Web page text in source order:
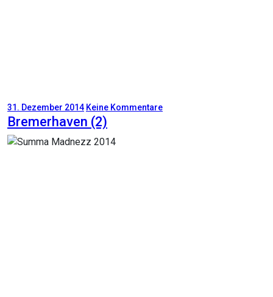
31. Dezember 2014 Keine Kommentare
Bremerhaven (2)